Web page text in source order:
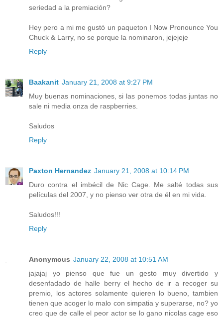
seriedad a la premiación?
Hey pero a mi me gustó un paqueton I Now Pronounce You
Chuck & Larry, no se porque la nominaron, jejejeje
Reply
Baakanit January 21, 2008 at 9:27 PM
Muy buenas nominaciones, si las ponemos todas juntas no
sale ni media onza de raspberries.
Saludos
Reply
Paxton Hernandez January 21, 2008 at 10:14 PM
Duro contra el imbécil de Nic Cage. Me salté todas sus
películas del 2007, y no pienso ver otra de él en mi vida.
Saludos!!!
Reply
Anonymous January 22, 2008 at 10:51 AM
jajajaj yo pienso que fue un gesto muy divertido y
desenfadado de halle berry el hecho de ir a recoger su
premio, los actores solamente quieren lo bueno, tambien
tienen que acoger lo malo con simpatia y superarse, no? yo
creo que de calle el peor actor se lo gano nicolas cage eso